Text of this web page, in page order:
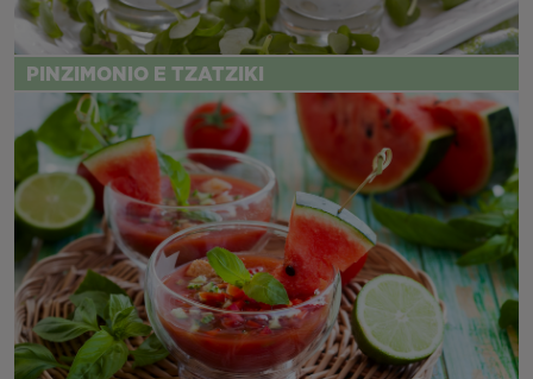
PINZIMONIO E TZATZIKI